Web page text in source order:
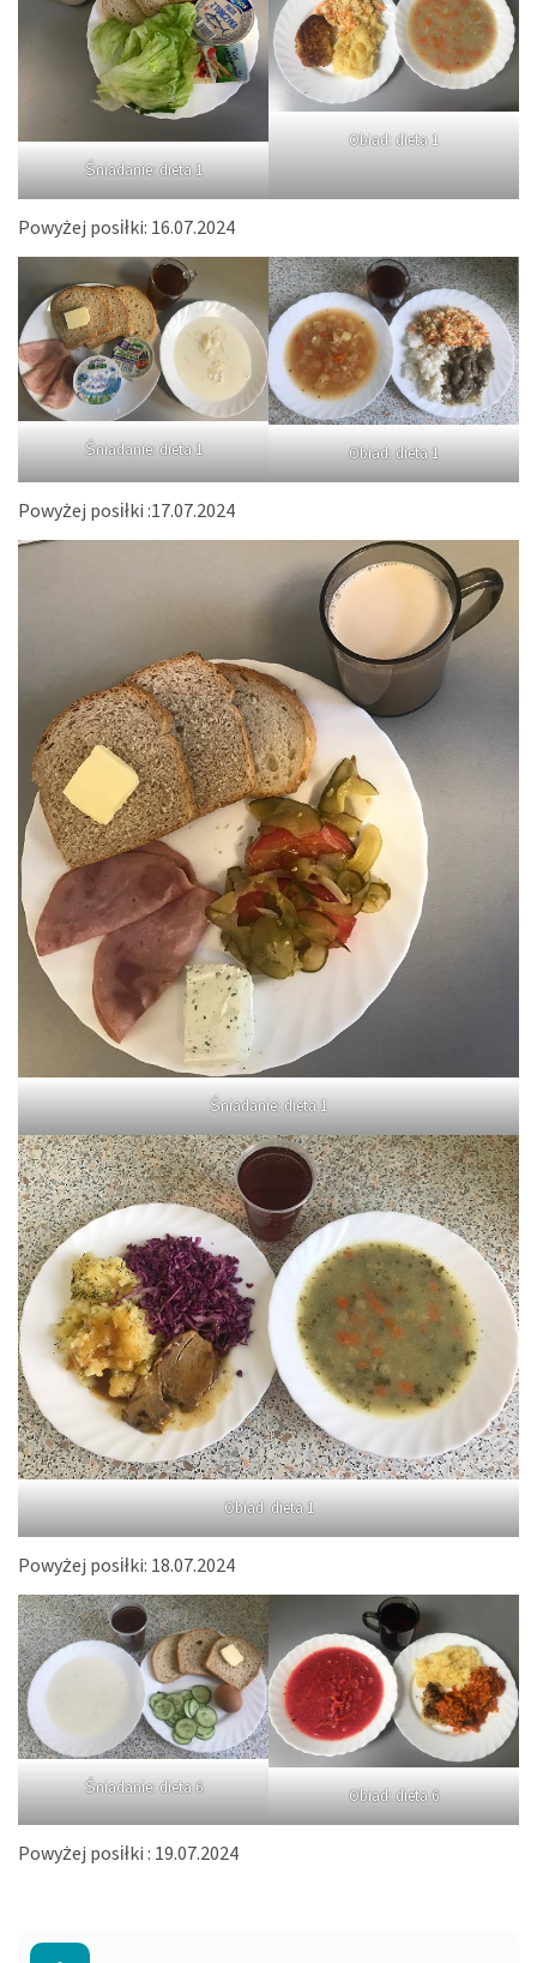
Śniadanie: dieta 1
Obiad: dieta 1
Powyżej posiłki: 16.07.2024
Śniadanie: dieta 1 Obiad: dieta 1
Powyżej posiłki :17.07.2024
Śniadanie: dieta 1
Obiad: dieta 1
Powyżej posiłki: 18.07.2024
Śniadanie: dieta 6 Obiad: dieta 6
Powyżej posiłki : 19.07.2024